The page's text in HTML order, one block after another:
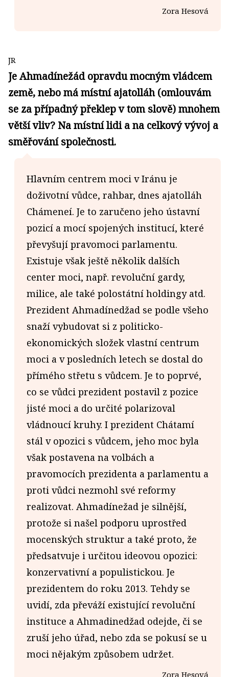
Zora Hesová
JR
Je Ahmadínežád opravdu mocným vládcem
země, nebo má místní ajatolláh (omlouvám
se za případný překlep v tom slově) mnohem
větší vliv? Na místní lidi a na celkový vývoj a
směřování společnosti.
Hlavním centrem moci v Iránu je
doživotní vůdce, rahbar, dnes ajatolláh
Chámeneí. Je to zaručeno jeho ústavní
pozicí a mocí spojených institucí, které
převyšují pravomoci parlamentu.
Existuje však ještě několik dalších
center moci, např. revoluční gardy,
milice, ale také polostátní holdingy atd.
Prezident Ahmadínedžad se podle všeho
snaží vybudovat si z politicko-
ekonomických složek vlastní centrum
moci a v posledních letech se dostal do
přímého střetu s vůdcem. Je to poprvé,
co se vůdci prezident postavil z pozice
jisté moci a do určité polarizoval
vládnoucí kruhy. I prezident Chátamí
stál v opozici s vůdcem, jeho moc byla
však postavena na volbách a
pravomocích prezidenta a parlamentu a
proti vůdci nezmohl své reformy
realizovat. Ahmadínežad je silnější,
protože si našel podporu uprostřed
mocenských struktur a také proto, že
předsatvuje i určitou ideovou opozici:
konzervativní a populistickou. Je
prezidentem do roku 2013. Tehdy se
uvidí, zda převáží existující revoluční
instituce a Ahmadinedžad odejde, či se
zruší jeho úřad, nebo zda se pokusí se u
moci nějakým způsobem udržet.
Zora Hesová